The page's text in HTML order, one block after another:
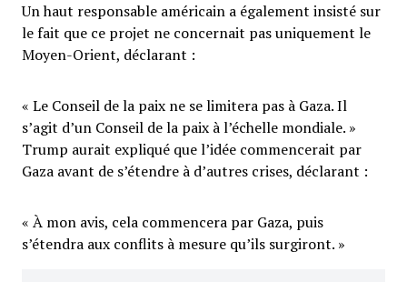
Un haut responsable américain a également insisté sur
le fait que ce projet ne concernait pas uniquement le
Moyen-Orient, déclarant :
« Le Conseil de la paix ne se limitera pas à Gaza. Il
s’agit d’un Conseil de la paix à l’échelle mondiale. »
Trump aurait expliqué que l’idée commencerait par
Gaza avant de s’étendre à d’autres crises, déclarant :
« À mon avis, cela commencera par Gaza, puis
s’étendra aux conflits à mesure qu’ils surgiront. »